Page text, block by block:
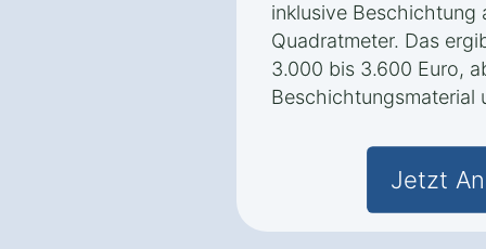
inklusive
Quadratmeter. Das
3.000 bis 3.600 Euro,
Beschichtungsmaterial
Jetzt